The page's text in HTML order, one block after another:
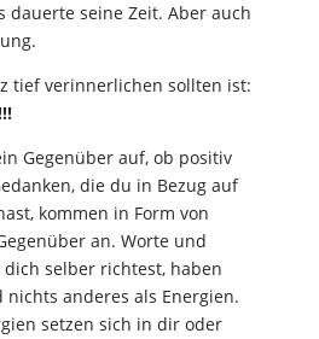
dauerte seine Zeit. Aber auch
tief verinnerlichen sollten ist:
Gegenüber auf, ob positiv
die du in Bezug auf
kommen in Form von
an. Worte und
selber richtest, haben
nichts anderes als Energien.
setzen sich in dir oder